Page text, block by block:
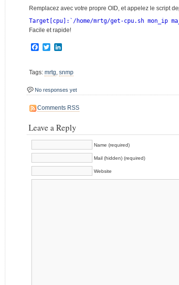
Remplacez avec votre propre OID, et appelez le script
Facile et rapide!
Facebook
Twitter
Tags: mrtg, snmp
No responses yet
Comments RSS
Leave a Reply
Name (required)
Mail (hidden) (required)
Website